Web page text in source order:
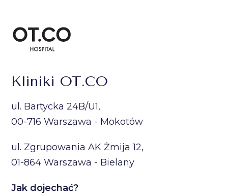
Kliniki OT.CO
ul. Bartycka 24B/U1,
00-716 Warszawa - Mokotów
ul. Zgrupowania AK Żmija 12,
01-864 Warszawa - Bielany
Jak dojechać?